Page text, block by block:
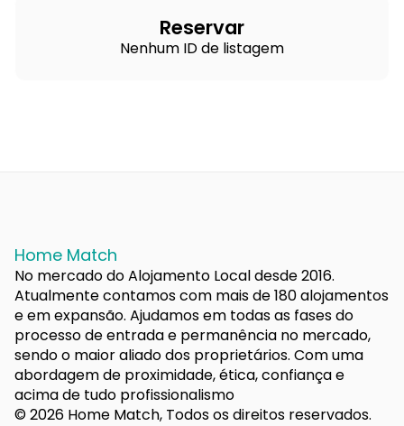
Reservar
Nenhum ID de listagem
Home Match
No mercado do Alojamento Local desde 2016.
Atualmente contamos com mais de 180 alojamentos
e em expansão. Ajudamos em todas as fases do
processo de entrada e permanência no mercado,
sendo o maior aliado dos proprietários. Com uma
abordagem de proximidade, ética, confiança e
acima de tudo profissionalismo
© 2026 Home Match, Todos os direitos reservados.